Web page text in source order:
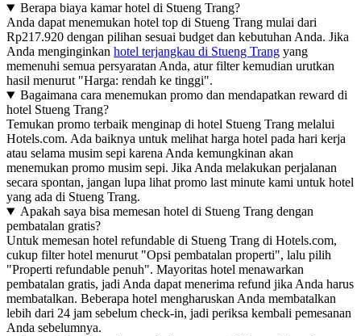
Berapa biaya kamar hotel di Stueng Trang?
Anda dapat menemukan hotel top di Stueng Trang mulai dari
Rp217.920 dengan pilihan sesuai budget dan kebutuhan Anda. Jika
Anda menginginkan hotel terjangkau di Stueng Trang yang
memenuhi semua persyaratan Anda, atur filter kemudian urutkan
hasil menurut "Harga: rendah ke tinggi".
Bagaimana cara menemukan promo dan mendapatkan reward di
hotel Stueng Trang?
Temukan promo terbaik menginap di hotel Stueng Trang melalui
Hotels.com. Ada baiknya untuk melihat harga hotel pada hari kerja
atau selama musim sepi karena Anda kemungkinan akan
menemukan promo musim sepi. Jika Anda melakukan perjalanan
secara spontan, jangan lupa lihat promo last minute kami untuk hotel
yang ada di Stueng Trang.
Apakah saya bisa memesan hotel di Stueng Trang dengan
pembatalan gratis?
Untuk memesan hotel refundable di Stueng Trang di Hotels.com,
cukup filter hotel menurut "Opsi pembatalan properti", lalu pilih
"Properti refundable penuh". Mayoritas hotel menawarkan
pembatalan gratis, jadi Anda dapat menerima refund jika Anda harus
membatalkan. Beberapa hotel mengharuskan Anda membatalkan
lebih dari 24 jam sebelum check-in, jadi periksa kembali pemesanan
Anda sebelumnya.